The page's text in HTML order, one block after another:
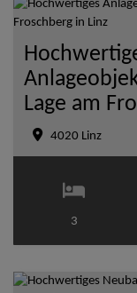
Lage am
4020 Linz
3